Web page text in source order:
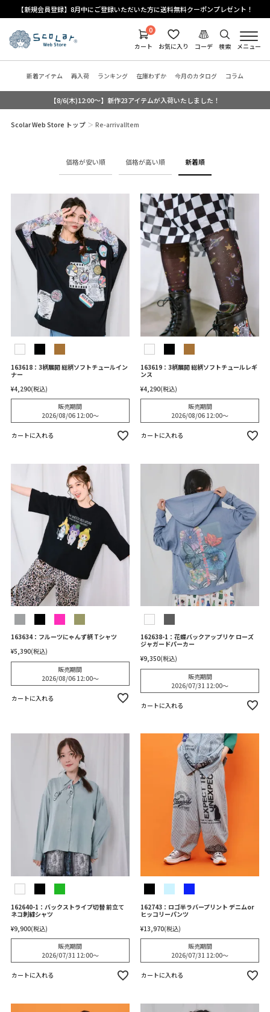
【新規会員登録】8月中にご登録いただいた方に送料無料クーポンプレゼント！
検索
コーデ
お気に入り
0
カート
メニュー
新着アイテム 再入荷 ランキング 在庫わずか 今月のカタログ コラム
【8/6(木)12:00～】新作23アイテムが入荷いたしました！
Scolar Web Store トップ Re-arrivalItem
価格が安い順 価格が高い順 新着順
163618：3柄展開 総柄ソフトチュールイン
ナー
¥4,290 税込
販売期間
2026/08/06 12:00〜
カートに入れる
163619：3柄展開 総柄ソフトチュールレギ
ンス
¥4,290 税込
販売期間
2026/08/06 12:00〜
カートに入れる
163634：フルーツにゃんず柄 Tシャツ
¥5,390 税込
販売期間
2026/08/06 12:00〜
カートに入れる
162638-1：花蝶バックアップリケ ローズ
ジャガードパーカー
¥9,350 税込
販売期間
2026/07/31 12:00〜
カートに入れる
162640-1：バックストライプ切替 前立て
ネコ刺繍シャツ
¥9,900 税込
販売期間
2026/07/31 12:00〜
カートに入れる
162743：ロゴ半ラバープリント デニムor
ヒッコリーパンツ
¥13,970 税込
販売期間
2026/07/31 12:00〜
カートに入れる